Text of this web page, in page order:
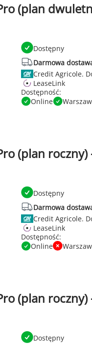
Pro (plan
Dostępny
Darmowa
Credit Agricole.
LeaseLink
Dostępność:
Online
(plan
Dostępny
Darmowa
Credit Agricole.
LeaseLink
Dostępność:
Online
(plan
Dostępny